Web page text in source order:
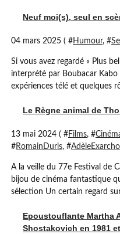
Neuf moi(s), seul en
04 mars 2025 ( #Humour, #
Si vous avez regardé « Plus
interprété par Boubacar Kabo
expériences télé et quelques
Le Règne animal de
13 mai 2024 ( #Films, #
#RomainDuris, #
A la veille du 77e Festival de
bijou de cinéma fantastique
sélection Un certain regard
Epoustouflante Martha
Shostakovich en 1981